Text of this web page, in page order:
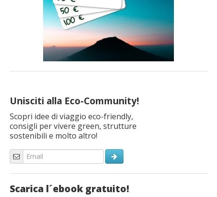
Unisciti alla Eco-Community!
Scopri idee di viaggio eco-friendly,
consigli per vivere green, strutture
sostenibili e molto altro!
Scarica l´ebook gratuito!